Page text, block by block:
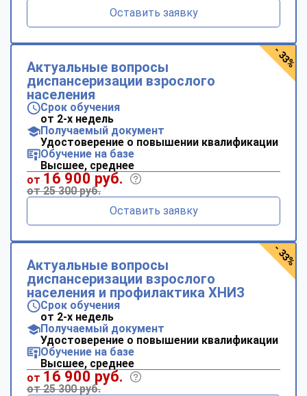
Оставить заявку
Актуальные вопросы
диспансеризации взрослого
населения
Срок обучения
от 2-х недель
Получаемый документ
Удостоверение о повышении квалификации
Обучение на базе
Высшее, среднее
от 16 900 руб.
от 25 300 руб.
Оставить заявку
- 33%
Актуальные вопросы
диспансеризации взрослого
населения и профилактика ХНИЗ
Срок обучения
от 2-х недель
Получаемый документ
Удостоверение о повышении квалификации
Обучение на базе
Высшее, среднее
от 16 900 руб.
от 25 300 руб.
- 33%